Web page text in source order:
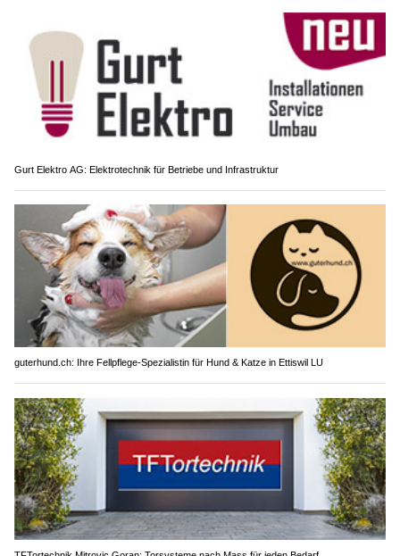
Gurt Elektro AG: Elektrotechnik für Betriebe und Infrastruktur
guterhund.ch: Ihre Fellpflege-Spezialistin für Hund & Katze in Ettiswil LU